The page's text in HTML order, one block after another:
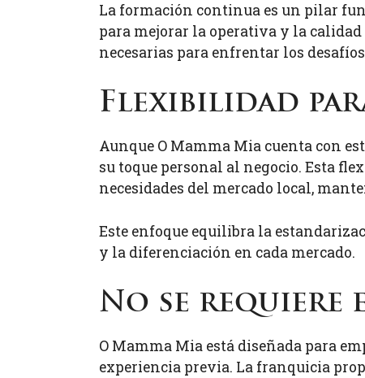
La formación continua es un pilar
para mejorar la operativa y la
necesarias para enfrentar los
Flexibilidad
Aunque O Mamma Mia cuenta con
su toque personal al negocio. Esta
necesidades del mercado local,
Este enfoque equilibra la
y la diferenciación en cada mercado.
No se requiere
O Mamma Mia está diseñada para
experiencia previa. La franquicia